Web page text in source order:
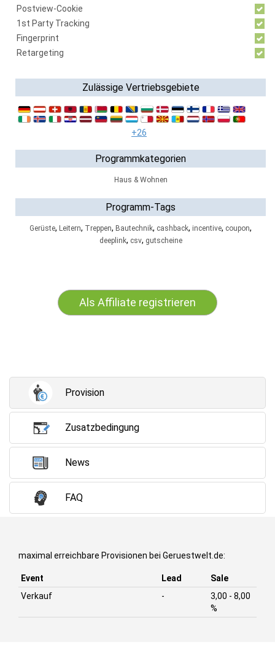
Postview-Cookie
1st Party Tracking
Fingerprint
Retargeting
Zulässige Vertriebsgebiete
+26
Programmkategorien
Haus & Wohnen
Programm-Tags
Gerüste, Leitern, Treppen, Bautechnik, cashback, incentive, coupon,
deeplink, csv, gutscheine
Als Affiliate registrieren
Provision
Zusatzbedingung
News
FAQ
maximal erreichbare Provisionen bei Geruestwelt.de:
Event Lead
Sale
Verkauf
-
3,00 - 8,00
%